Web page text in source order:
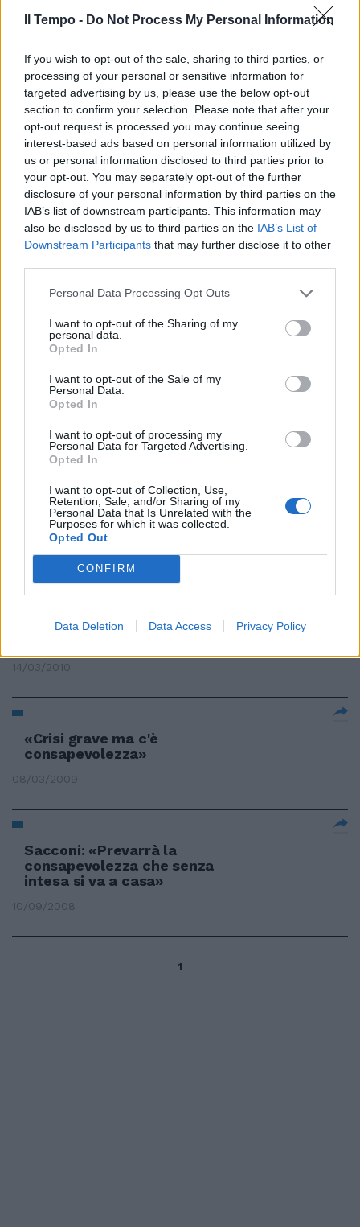
Il Tempo - Do Not Process My Personal Information
If you wish to opt-out of the sale, sharing to third parties, or
processing of your personal or sensitive information for
targeted advertising by us, please use the below opt-out
section to confirm your selection. Please note that after your
opt-out request is processed you may continue seeing
interest-based ads based on personal information utilized by
us or personal information disclosed to third parties prior to
your opt-out. You may separately opt-out of the further
disclosure of your personal information by third parties on the
IAB’s list of downstream participants. This information may
also be disclosed by us to third parties on the IAB’s List of
Downstream Participants that may further disclose it to other
Personal Data Processing Opt Outs
I want to opt-out of the Sharing of my
personal data.
Opted In
I want to opt-out of the Sale of my
Personal Data.
Opted In
I want to opt-out of processing my
Personal Data for Targeted Advertising.
Opted In
I want to opt-out of Collection, Use,
Retention, Sale, and/or Sharing of my
Personal Data that Is Unrelated with the
Purposes for which it was collected.
Opted Out
CONFIRM
Data Deletion Data Access Privacy Policy
fine di tutelare il governo
22/04/2012
Napolitano: non vedo
esasperazioni cieche
31/03/2012
Berlinguer e «La consapevolezza
La Lazio ci crede
31/10/2010
Cristiano Cesarini La Lazio
mantiene la vetta, con maturità
e consapevolezza nei propri
mezzi.
24/10/2010
Giocare per vincere con la
forza e senza alcun timore o
14/03/2010
«Crisi grave ma c'è
consapevolezza»
08/03/2009
Sacconi: «Prevarrà la
consapevolezza che senza
intesa si va a casa»
10/09/2008
1